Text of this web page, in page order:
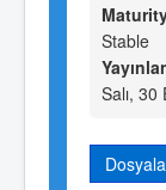
Stable
Salı,